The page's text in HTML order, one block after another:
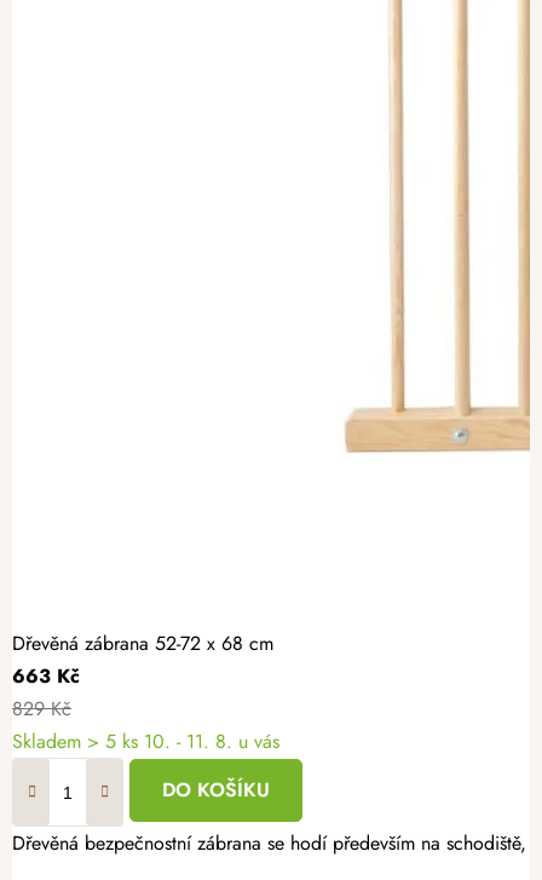
Dřevěná zábrana 52-72 x 68 cm
663 Kč
829 Kč
Skladem > 5 ks 10. - 11. 8. u vás
DO KOŠÍKU
Dřevěná bezpečnostní zábrana se hodí především na